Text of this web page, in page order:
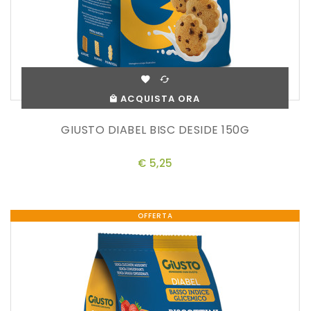
ACQUISTA ORA
GIUSTO DIABEL BISC DESIDE 150G
€ 5,25
OFFERTA